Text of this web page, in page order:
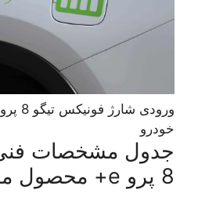
خودرو
جدول مشخصات
8 پرو e+ محصول مدیران خودرو